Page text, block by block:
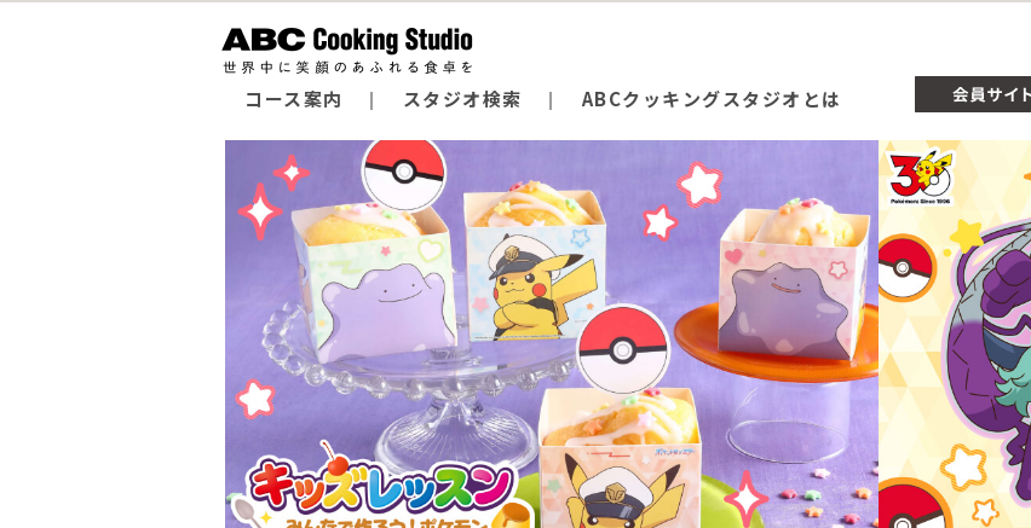
コース案内 スタジオ検索 ABCクッキングスタジオとは